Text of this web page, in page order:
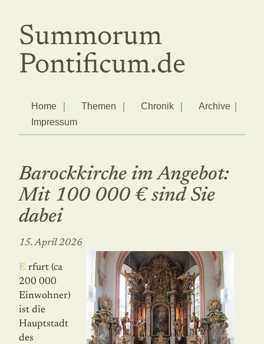
Summorum
Pontificum.de
Home Themen Chronik
Archive
Impressum
Barockkirche im Angebot:
Mit 100 000 € sind Sie
dabei
15. April 2026
Erfurt (ca
200 000
Einwohner)
ist die
Hauptstadt
des